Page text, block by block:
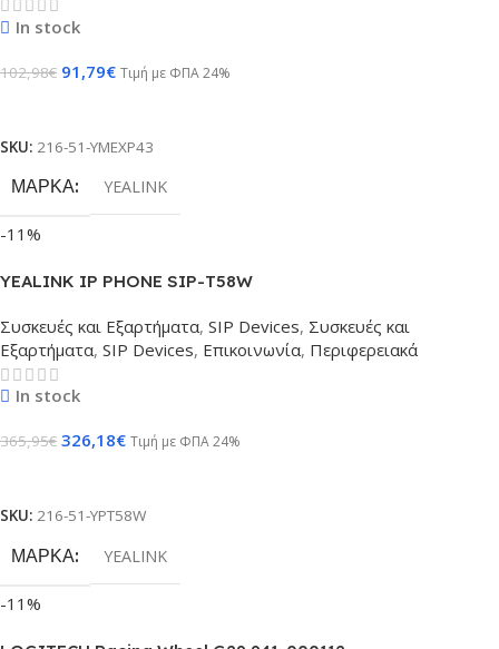
In stock
102,98€ 91,79€ Τιμή με ΦΠΑ 24%
SKU: 216-51-YMEXP43
ΜΆΡΚΑ YEALINK
-11%
YEALINK IP PHONE SIP-T58W
Συσκευές και Εξαρτήματα, SIP Devices, Συσκευές και
Εξαρτήματα, SIP Devices, Επικοινωνία, Περιφερειακά
In stock
365,95€ 326,18€ Τιμή με ΦΠΑ 24%
SKU: 216-51-YPT58W
ΜΆΡΚΑ YEALINK
-11%